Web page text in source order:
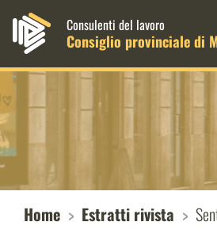
MenuConsulenti del lavoro
Consiglio provinciale di
Home Estratti rivista